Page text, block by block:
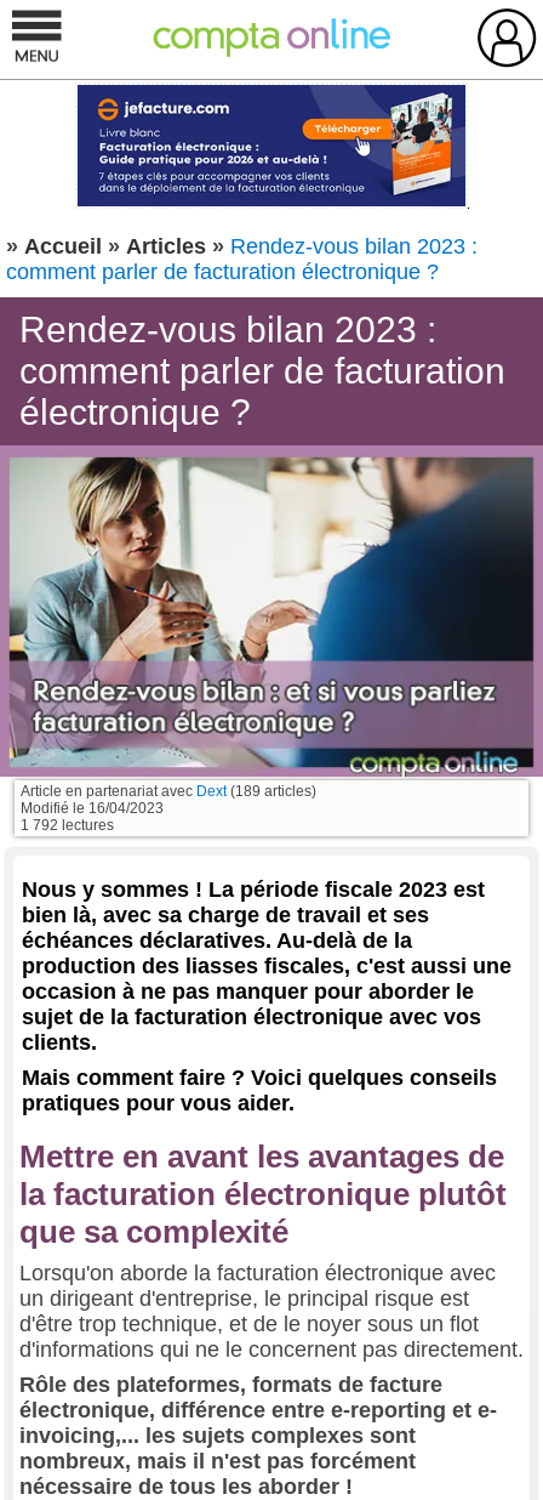
» Accueil » Articles » Rendez-vous bilan 2023 :
comment parler de facturation électronique ?
Rendez-vous bilan 2023 :
comment parler de facturation
électronique ?
Article en partenariat avec Dext(189 articles)
Modifié le 16/04/2023
1 792 lectures
Nous y sommes ! La période fiscale 2023 est
bien là, avec sa charge de travail et ses
échéances déclaratives. Au-delà de la
production des liasses fiscales, c'est aussi une
occasion à ne pas manquer pour aborder le
sujet de la facturation électronique avec vos
clients.
Mais comment faire ? Voici quelques conseils
pratiques pour vous aider.
Mettre en avant les avantages de
la facturation électronique plutôt
que sa complexité
Lorsqu'on aborde la facturation électronique avec
un dirigeant d'entreprise, le principal risque est
d'être trop technique, et de le noyer sous un flot
d'informations qui ne le concernent pas directement.
Rôle des plateformes, formats de facture
électronique, différence entre e-reporting et e-
invoicing,... les sujets complexes sont
nombreux, mais il n'est pas forcément
nécessaire de tous les aborder !